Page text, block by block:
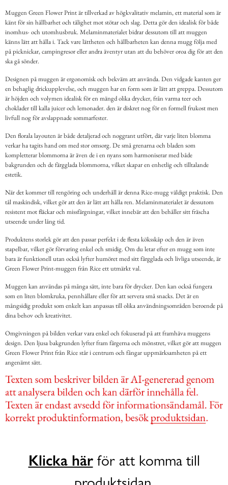
Muggen Green Flower Print är tillverkad av högkvalitativ melamin, ett material som är
känt för sin hållbarhet och tålighet mot stötar och slag. Detta gör den idealisk för både
inomhus- och utomhusbruk. Melaminmaterialet bidrar dessutom till att muggen
känns lätt att hålla i. Tack vare lättheten och hållbarheten kan denna mugg följa med
på picknickar, campingresor eller andra äventyr utan att du behöver oroa dig för att den
ska gå sönder.
Designen på muggen är ergonomisk och bekväm att använda. Den vidgade kanten ger
en behaglig drickupplevelse, och muggen har en form som är lätt att greppa. Dessutom
är höjden och volymen idealisk för en mängd olika drycker, från varma teer och
choklader till kalla juicer och lemonader. den är diskret nog för en formell frukost men
livfull nog för avslappnade sommarfester.
Den florala layouten är både detaljerad och noggrant utfört, där varje liten blomma
verkar ha tagits hand om med stor omsorg. De små grenarna och bladen som
kompletterar blommorna är även de i en nyans som harmoniserar med både
bakgrunden och de färgglada blommorna, vilket skapar en enhetlig och tilltalande
estetik.
När det kommer till rengöring och underhåll är denna Rice-mugg väldigt praktisk. Den
tål maskindisk, vilket gör att den är lätt att hålla ren. Melaminmaterialet är dessutom
resistent mot fläckar och missfärgningar, vilket innebär att den behåller sitt fräscha
utseende under lång tid.
Produktens storlek gör att den passar perfekt i de flesta köksskåp och den är även
stapelbar, vilket gör förvaring enkel och smidig. Om du letar efter en mugg som inte
bara är funktionell utan också lyfter humöret med sitt färgglada och livliga utseende, är
Green Flower Print-muggen från Rice ett utmärkt val.
Muggen kan användas på många sätt, inte bara för drycker. Den kan också fungera
som en liten blomkruka, pennhållare eller för att servera små snacks. Det är en
mångsidig produkt som enkelt kan anpassas till olika användningsområden beroende på
dina behov och kreativitet.
Omgivningen på bilden verkar vara enkel och fokuserad på att framhäva muggens
design. Den ljusa bakgrunden lyfter fram färgerna och mönstret, vilket gör att muggen
Green Flower Print från Rice står i centrum och fångar uppmärksamheten på ett
angenämt sätt.
Klicka härför att komma till